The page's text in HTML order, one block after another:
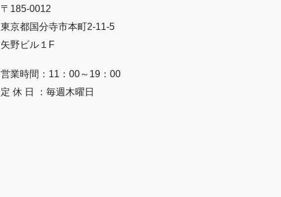
〒185-0012
東京都国分寺市本町2-11-5
矢野ビル１F
営業時間：11：00～19：00
定 休 日 ：毎週木曜日